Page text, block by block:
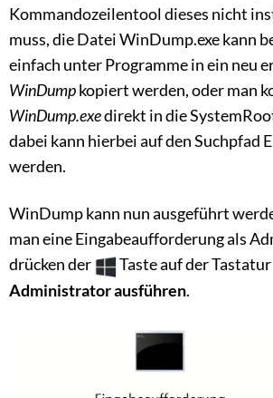
Kommandozeilentool dieses nicht
muss, die Datei WinDump.exe kann
einfach unter Programme in ein neu
WinDumpkopiert werden, oder man
WinDump.exedirekt in die
dabei kann hierbei auf den Suchpfad
werden.
WinDump kann nun ausgeführt
man eine Eingabeaufforderung als
drücken der
Taste auf der
Administrator ausführen.